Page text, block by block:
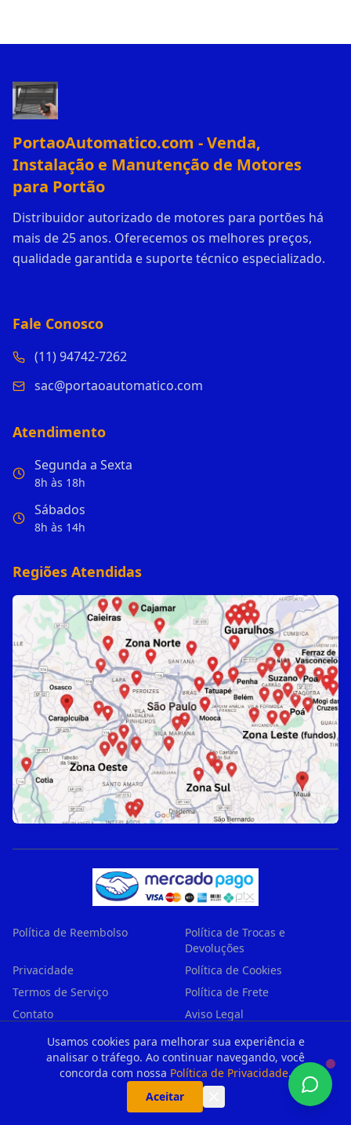
Usamos cookies para melhorar sua experiência e
analisar o tráfego. Ao continuar navegando, você
concorda com nossa Política de Privacidade.
Aceitar
PortaoAutomatico.com - Venda,
Instalação e Manutenção de Motores
para Portão
Distribuidor autorizado de motores para portões há
mais de 25 anos. Oferecemos os melhores preços,
qualidade garantida e suporte técnico especializado.
Fale Conosco
(11) 94742-7262
sac@portaoautomatico.com
Atendimento
Segunda a Sexta
8h às 18h
Sábados
8h às 14h
Regiões Atendidas
Política de Reembolso
Política de Trocas e
Devoluções
Privacidade
Política de Cookies
Termos de Serviço
Política de Frete
Contato
Aviso Legal
Garantia
Regiões Atendidas
Produtos Recomendados
(Afiliados)